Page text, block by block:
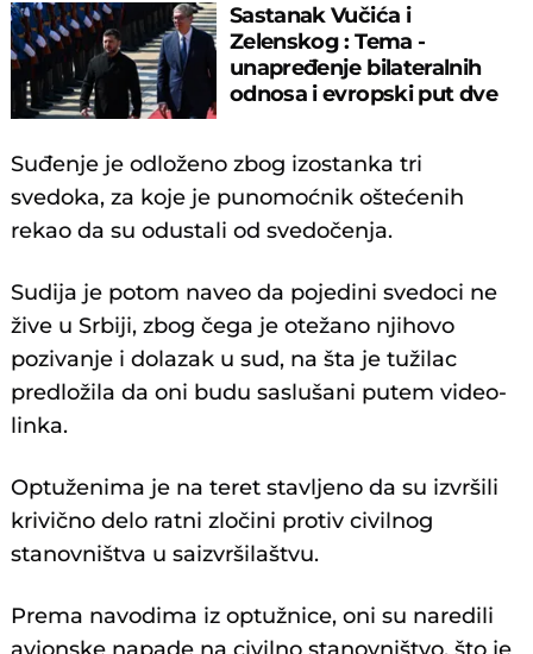
Sastanak Vučića i
Zelenskog : Tema -
unapređenje bilateralnih
odnosa i evropski put dve
Suđenje je odloženo zbog izostanka tri
svedoka, za koje je punomoćnik oštećenih
rekao da su odustali od svedočenja.
Sudija je potom naveo da pojedini svedoci ne
žive u Srbiji, zbog čega je otežano njihovo
pozivanje i dolazak u sud, na šta je tužilac
predložila da oni budu saslušani putem video-
linka.
Optuženima je na teret stavljeno da su izvršili
krivično delo ratni zločini protiv civilnog
stanovništva u saizvršilaštvu.
Prema navodima iz optužnice, oni su naredili